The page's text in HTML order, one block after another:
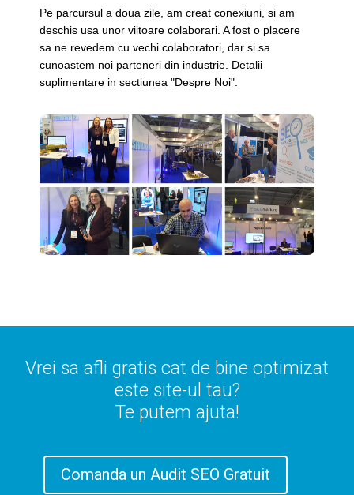
Pe parcursul a doua zile, am creat conexiuni, si am
deschis usa unor viitoare colaborari. A fost o placere
sa ne revedem cu vechi colaboratori, dar si sa
cunoastem noi parteneri din industrie. Detalii
suplimentare in sectiunea "Despre Noi".
Vrei sa afli gratis cat de bine optimizat
este site-ul tau?
Te putem ajuta!
Comanda un Audit SEO Gratuit